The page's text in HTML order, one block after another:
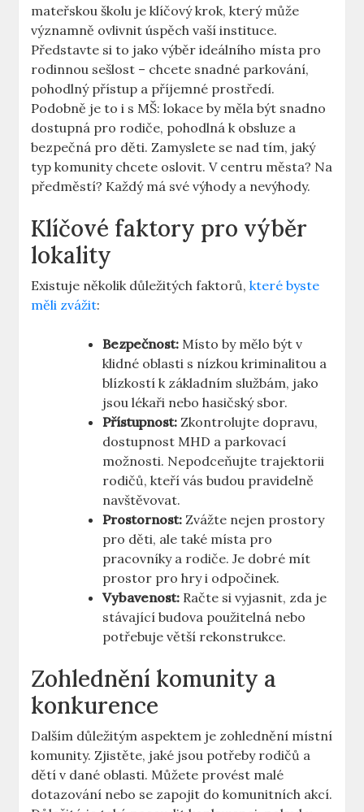
mateřskou školu je klíčový krok, který může
významně ovlivnit úspěch vaší instituce.
Představte si to jako výběr ideálního místa pro
rodinnou sešlost – chcete snadné parkování,
pohodlný přístup a příjemné prostředí.
Podobně je to i s MŠ: lokace by měla být snadno
dostupná pro rodiče, pohodlná k obsluze a
bezpečná pro děti. Zamyslete se nad tím, jaký
typ komunity chcete oslovit. V centru města? Na
předměstí? Každý má své výhody a nevýhody.
Klíčové faktory pro výběr
lokality
Existuje několik důležitých faktorů,které byste
měli zvážit:
Bezpečnost: Místo by mělo být v
klidné oblasti s nízkou kriminalitou a
blízkostí k základním službám, jako
jsou lékaři nebo hasičský sbor.
Přístupnost: Zkontrolujte dopravu,
dostupnost MHD a parkovací
možnosti. Nepodceňujte trajektorii
rodičů, kteří vás budou pravidelně
navštěvovat.
Prostornost: Zvážte nejen prostory
pro děti, ale také místa pro
pracovníky a rodiče. Je dobré mít
prostor pro hry i odpočinek.
Vybavenost: Račte si vyjasnit, zda je
stávající budova použitelná nebo
potřebuje větší rekonstrukce.
Zohlednění komunity a
konkurence
Dalším důležitým aspektem je zohlednění místní
komunity. Zjistěte, jaké jsou potřeby rodičů a
dětí v dané oblasti. Můžete provést malé
dotazování nebo se zapojit do komunitních akcí.